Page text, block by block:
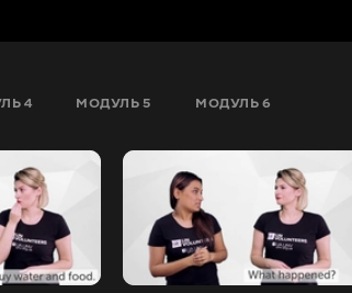
4 МОДУЛЬ 5 МОДУЛЬ 6